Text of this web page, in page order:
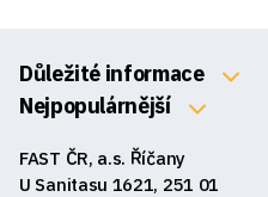
Důležité informace
O nás
Obchodní podmínky
Nejpopulárnější
Myši
FAST ČR, a.s. Říčany
U Sanitasu 1621, 251 01